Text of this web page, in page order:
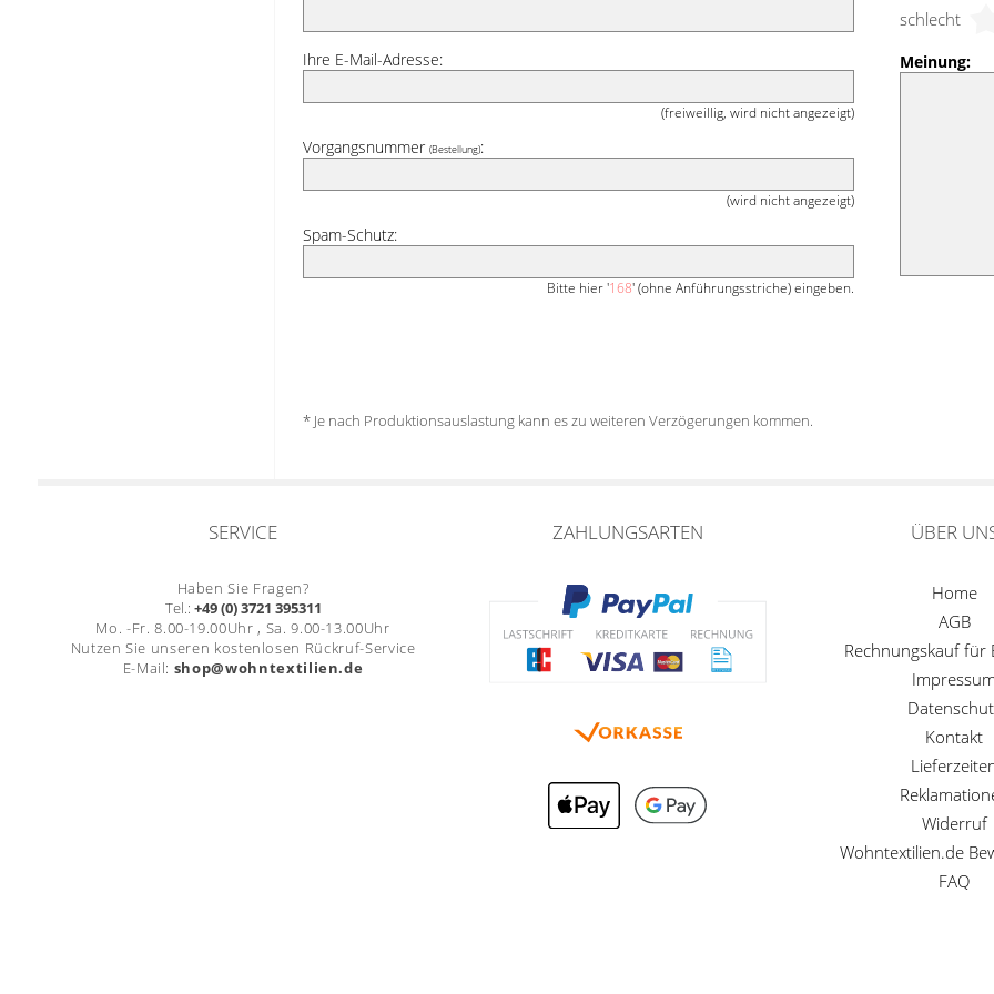
Ihre E-Mail-Adresse:
(freiweillig, wird nicht angezeigt)
Vorgangsnummer(Bestellung):
(wird nicht angezeigt)
Spam-Schutz:
Bitte hier '168' (ohne Anführungsstriche) eingeben.
schlecht
Meinung:
* Je nach Produktionsauslastung kann es zu weiteren Verzögerungen kommen.
SERVICE
Haben Sie Fragen?
Tel.: +49 (0) 3721 395311
Mo. -Fr. 8.00-19.00Uhr , Sa. 9.00-13.00Uhr
Nutzen Sie unseren kostenlosen Rückruf-Service
E-Mail: shop@wohntextilien.de
ZAHLUNGSARTEN ÜBER
Home
AGB
Rechnungskauf für
Kontakt
Widerruf
Wohntextilien.de
FAQ